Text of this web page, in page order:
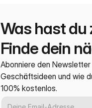
Was hast du
Finde dein
Abonniere den
Geschäftsideen und wie
100% kostenlos.